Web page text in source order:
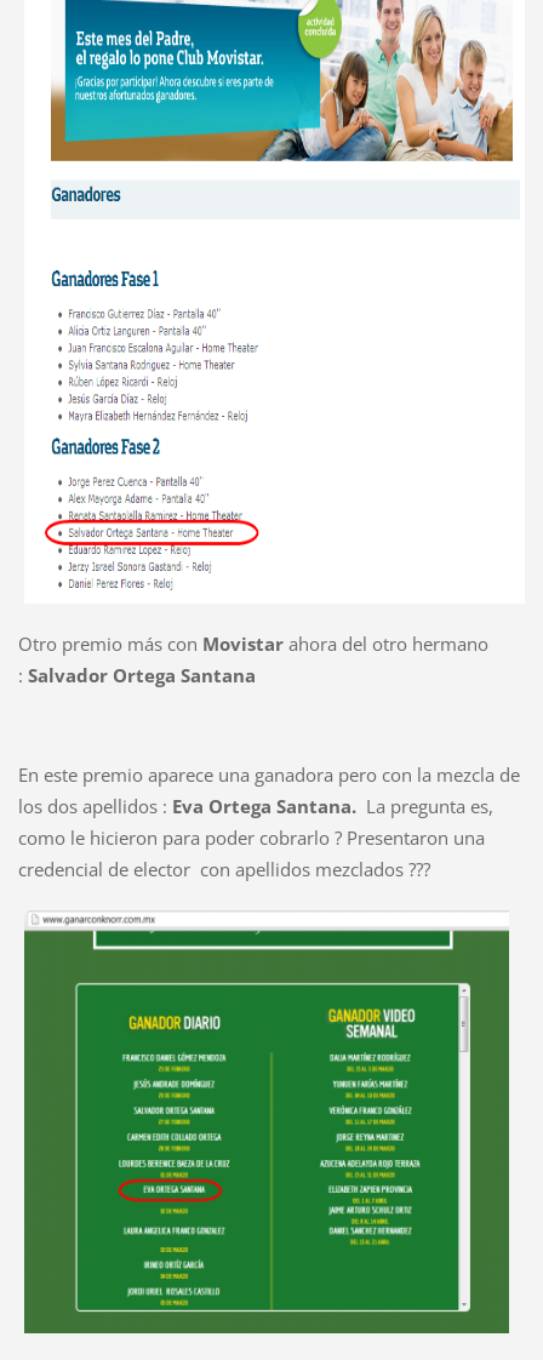
Otro premio más con Movistarahora del otro hermano
: Salvador Ortega Santana
En este premio aparece una ganadora pero con la mezcla de
los dos apellidos : Eva Ortega Santana.La pregunta es,
como le hicieron para poder cobrarlo ? Presentaron una
credencial de elector con apellidos mezclados ???